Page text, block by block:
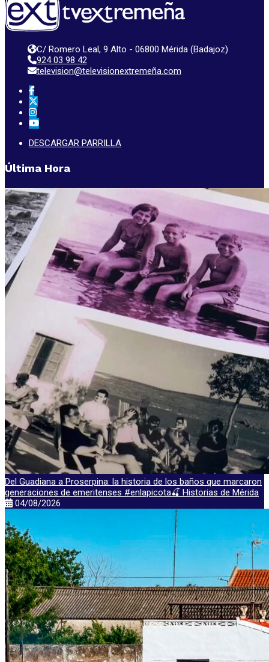
C/ Romero Leal, 9 Alto - 06800 Mérida (Badajoz)
924 03 98 42
television@televisionextremeña.com
DESCARGAR PARRILLA
Última Hora
Del Guadiana a Proserpina: la historia de los baños que marcaron
generaciones de emeritenses #enlapicota🍒 Historias de Mérida
04/08/2026